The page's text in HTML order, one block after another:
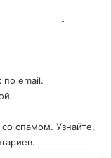
по email.
со спамом. Узнайте,
.